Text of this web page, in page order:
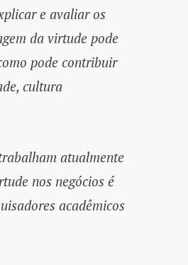
e avaliar os
da virtude pode
pode contribuir
cultura
atualmente
nos negócios é
acadêmicos